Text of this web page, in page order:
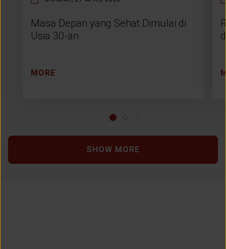
Masa Depan yang Sehat Dimulai di
Usia 30-an
MORE
SHOW MORE